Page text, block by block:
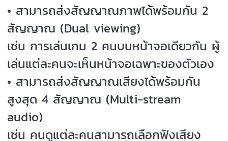
• สามารถส่งสัญญาณภาพได้พร้อมกัน 2
สัญญาณ (Dual viewing)
เช่น การเล่นเกม 2 คนบนหน้าจอเดียวกัน ผู้
เล่นแต่ละคนจะเห็นหน้าจอเฉพาะของตัวเอง
• สามารถส่งสัญญาณเสียงได้พร้อมกัน
สูงสุด 4 สัญญาณ (Multi-stream
audio)
เช่น คนดูแต่ละคนสามารถเลือกฟังเสียง